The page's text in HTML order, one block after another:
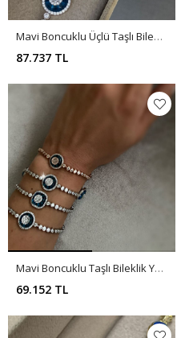
Mavi Boncuklu Üçlü Taşlı Bileklik Y00024
87.737 TL
Mavi Boncuklu Taşlı Bileklik Y00022
69.152 TL